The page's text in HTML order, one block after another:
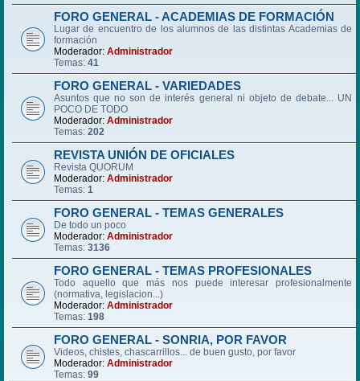
FORO GENERAL - ACADEMIAS DE FORMACIÓN
Lugar de encuentro de los alumnos de las distintas Academias de
formación
Moderador: Administrador
Temas: 41
FORO GENERAL - VARIEDADES
Asuntos que no son de interés general ni objeto de debate... UN
POCO DE TODO
Moderador: Administrador
Temas: 202
REVISTA UNIÓN DE OFICIALES
Revista QUORUM
Moderador: Administrador
Temas: 1
FORO GENERAL - TEMAS GENERALES
De todo un poco
Moderador: Administrador
Temas: 3136
FORO GENERAL - TEMAS PROFESIONALES
Todo aquello que más nos puede interesar profesionalmente
(normativa, legislacion...)
Moderador: Administrador
Temas: 198
FORO GENERAL - SONRIA, POR FAVOR
Videos, chistes, chascarrillos... de buen gusto, por favor
Moderador: Administrador
Temas: 99